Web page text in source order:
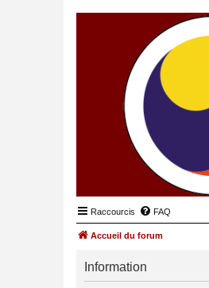
Raccourcis FAQ
Accueil du forum
Information